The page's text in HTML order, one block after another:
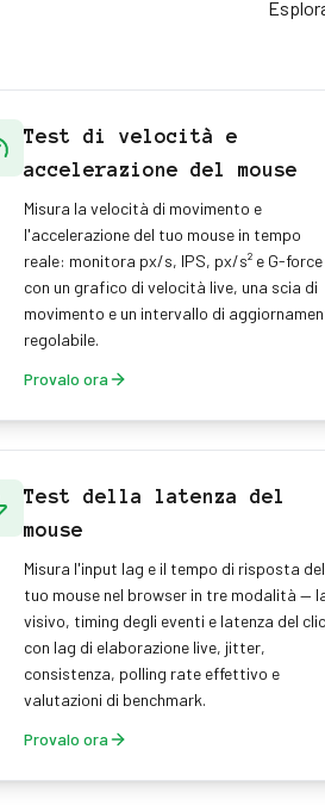
Test di velocità e
accelerazione del mouse
Misura la velocità di movimento e
l'accelerazione del tuo mouse in tempo
reale: monitora px/s, IPS, px/s² e G-force
con un grafico di velocità live, una scia di
movimento e un intervallo di
regolabile.
Provalo ora
Test della latenza del
mouse
Misura l'input lag e il tempo di risposta del
tuo mouse nel browser in tre modalità —
visivo, timing degli eventi e latenza del
con lag di elaborazione live, jitter,
consistenza, polling rate effettivo e
valutazioni di benchmark.
Provalo ora